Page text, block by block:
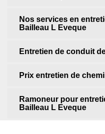
Nos services en
Bailleau L Eveque
Entretien de conduit
Prix entretien de
Ramoneur pour
Bailleau L Eveque